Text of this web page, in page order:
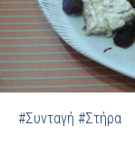
#Συνταγή #Στήρα